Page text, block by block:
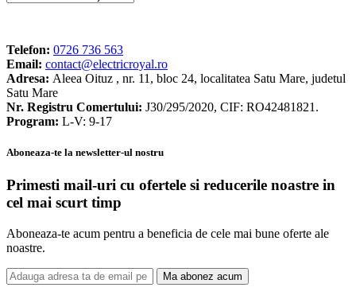
Telefon: 0726 736 563
Email: contact@electricroyal.ro
Adresa: Aleea Oituz , nr. 11, bloc 24, localitatea Satu Mare, judetul
Satu Mare
Nr. Registru Comertului: J30/295/2020, CIF: RO42481821.
Program: L-V: 9-17
Aboneaza-te la newsletter-ul nostru
Primesti mail-uri cu ofertele si reducerile noastre in
cel mai scurt timp
Aboneaza-te acum pentru a beneficia de cele mai bune oferte ale
noastre.
Ma abonez acum